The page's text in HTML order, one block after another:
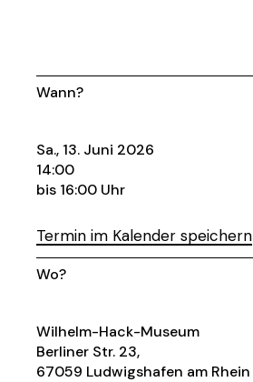
Wann?
Sa., 13. Juni 2026
14:00
bis 16:00 Uhr
Termin im Kalender speichern
Wo?
Wilhelm-Hack-Museum
Berliner Str. 23,
67059 Ludwigshafen am Rhein